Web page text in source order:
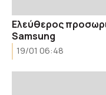
Ελεύθερος
Samsung
19/01 06:48